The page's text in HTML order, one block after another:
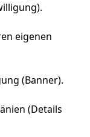
eigenen
(Banner).
(Details